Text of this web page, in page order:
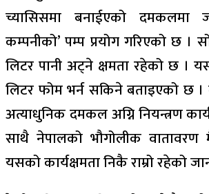
च्यासिसमा बनाईएको दमकलमा
कम्पनीको’ पम्प प्रयोग गरिएको छ
लिटर पानी अट्ने क्षमता रहेको छ ।
लिटर फोम भर्न सकिने बताइएको छ
अत्याधुनिक दमकल अग्नि नियन्त्रण
साथै नेपालको भौगोलीक वातावरण
यसको कार्यक्षमता निकै राम्रो रहेको